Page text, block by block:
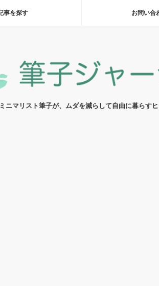
事を探す お問い合
ニマリスト筆子が、ムダを減らして自由に暮らす